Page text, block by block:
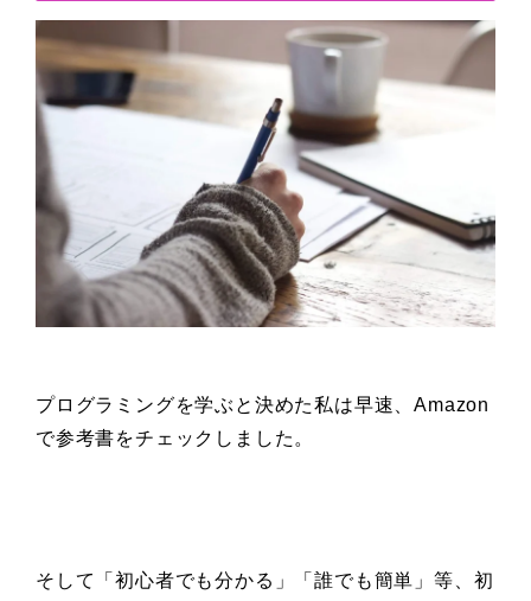
プログラミングを学ぶと決めた私は早速、Amazon
で参考書をチェックしました。
そして「初心者でも分かる」「誰でも簡単」 等、初